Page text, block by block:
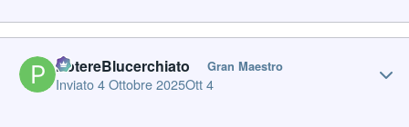
PotereBlucerchiato Gran Maestro
Inviato4 Ottobre 2025Ott 4